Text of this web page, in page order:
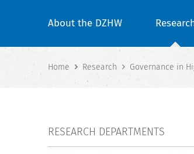
About the DZHW
Home Research Governance in
RESEARCH DEPARTMENTS